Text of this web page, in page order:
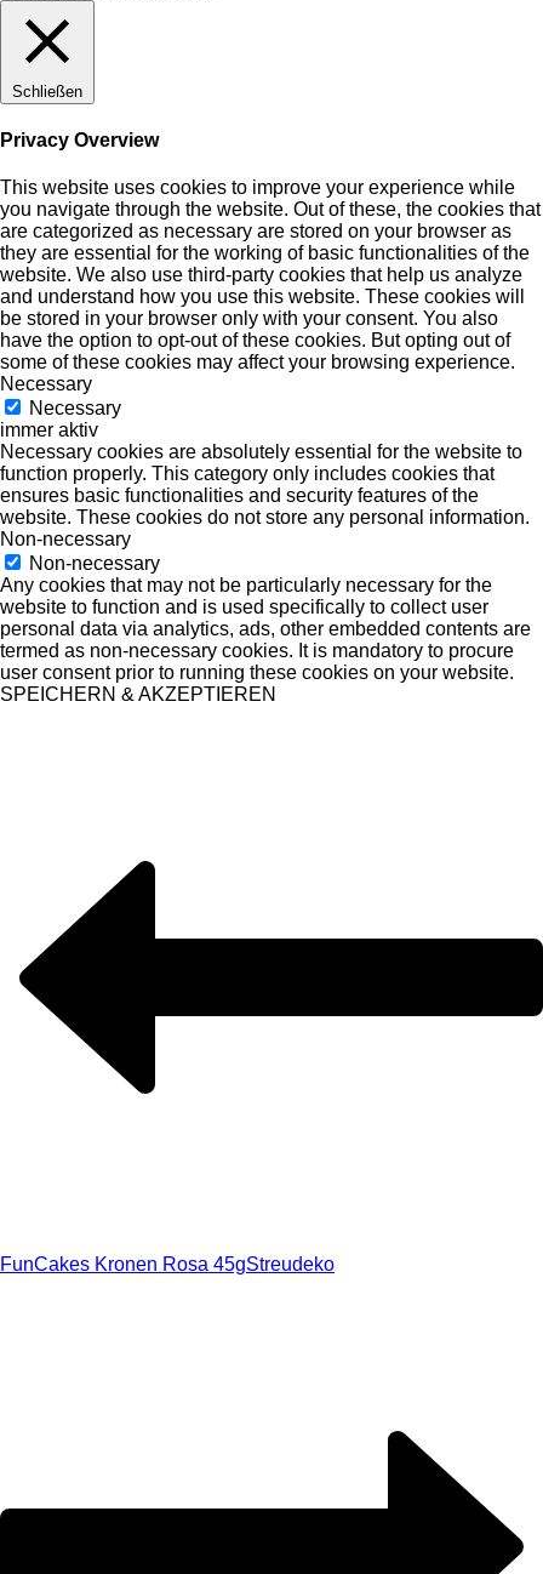
Schließen
Privacy Overview
This website uses cookies to improve your experience while
you navigate through the website. Out of these, the cookies that
are categorized as necessary are stored on your browser as
they are essential for the working of basic functionalities of the
website. We also use third-party cookies that help us analyze
and understand how you use this website. These cookies will
be stored in your browser only with your consent. You also
have the option to opt-out of these cookies. But opting out of
some of these cookies may affect your browsing experience.
Necessary
Necessary
immer aktiv
Necessary cookies are absolutely essential for the website to
function properly. This category only includes cookies that
ensures basic functionalities and security features of the
website. These cookies do not store any personal information.
Non-necessary
Non-necessary
Any cookies that may not be particularly necessary for the
website to function and is used specifically to collect user
personal data via analytics, ads, other embedded contents are
termed as non-necessary cookies. It is mandatory to procure
user consent prior to running these cookies on your website.
SPEICHERN & AKZEPTIEREN
FunCakes Kronen Rosa 45gStreudeko